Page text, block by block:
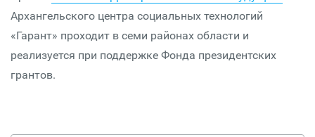
Архангельского центра социальных технологий
«Гарант» проходит в семи районах области и
реализуется при поддержке Фонда президентских
грантов.